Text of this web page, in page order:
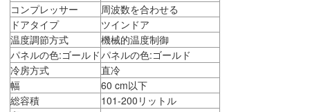
コンプレッサー
周波数を合わせる
ドアタイプ
ツインドア
温度調節方式
機械的温度制御
パネルの色:ゴールドパネルの色:ゴールド
冷房方式
直冷
幅
60 cm以下
総容積
101-200リットル